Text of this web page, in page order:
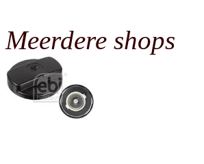
Meerdere shops